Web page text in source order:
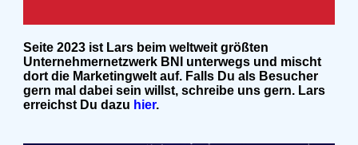
Seite 2023 ist Lars beim weltweit größten
Unternehmernetzwerk BNI unterwegs und mischt
dort die Marketingwelt auf. Falls Du als Besucher
gern mal dabei sein willst, schreibe uns gern. Lars
erreichst Du dazu hier.